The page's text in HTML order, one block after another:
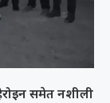
समेत नशीली